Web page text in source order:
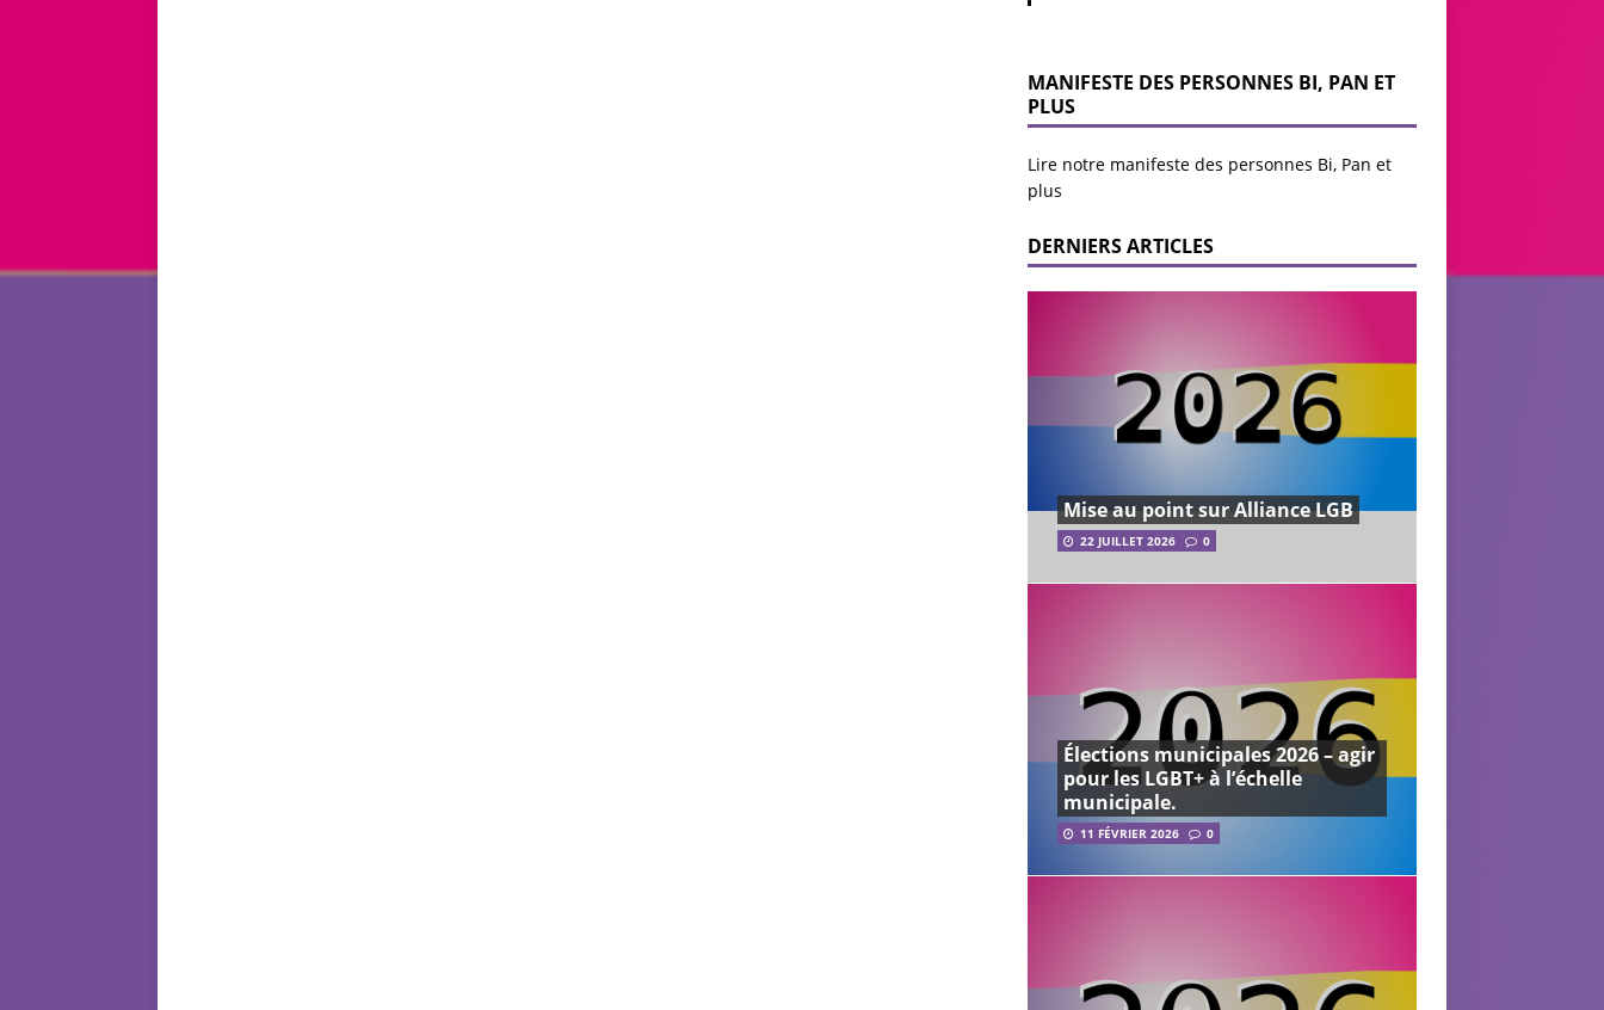
MANIFESTE DES PERSONNES BI, PAN ET
PLUS
Lire notre manifeste des personnes Bi, Pan et
plus
DERNIERS ARTICLES
Mise au point sur Alliance LGB
22 JUILLET 2026 0
Élections municipales 2026 – agir
pour les LGBT+ à l’échelle
municipale.
11 FÉVRIER 2026 0